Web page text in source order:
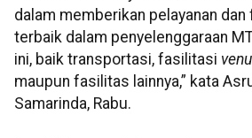
dalam memberikan pelayanan
terbaik dalam penyelenggaraan
ini, baik transportasi, fasilitasi
maupun fasilitas lainnya,” kata
Samarinda, Rabu.